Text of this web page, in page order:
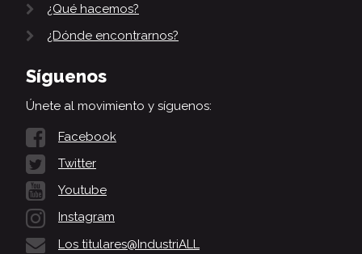
¿Qué hacemos?
¿Dónde encontrarnos?
Síguenos
Únete al movimiento y síguenos:
Facebook
Twitter
Youtube
Instagram
Los titulares@IndustriALL